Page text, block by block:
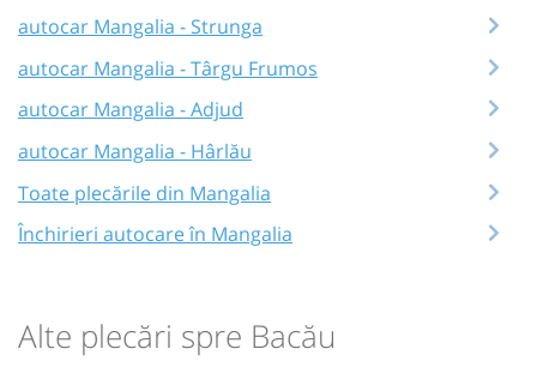
autocar Mangalia - Strunga
autocar Mangalia - Târgu Frumos
autocar Mangalia - Adjud
autocar Mangalia - Hârlău
Toate plecările din Mangalia
Închirieri autocare în Mangalia
Alte plecări spre Bacău